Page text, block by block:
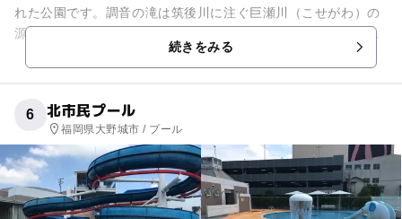
れた公園です。調音の滝は筑後川に注ぐ巨瀬川（こせがわ）の
源流で、林野庁が定める「水源の森百選」にも選ばれているほ
か、巨瀬の三滝（こせのさん...続きをみる
6 北市民プール
福岡県大野城市 / プール